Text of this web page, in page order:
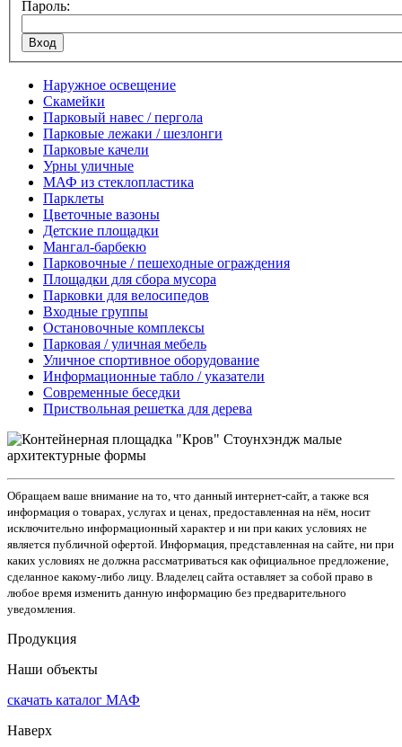
Пароль:
Наружное освещение
Скамейки
Парковый навес / пергола
Парковые лежаки / шезлонги
Парковые качели
Урны уличные
МАФ из стеклопластика
Парклеты
Цветочные вазоны
Детские площадки
Мангал-барбекю
Парковочные / пешеходные ограждения
Площадки для сбора мусора
Парковки для велосипедов
Входные группы
Остановочные комплексы
Парковая / уличная мебель
Уличное спортивное оборудование
Информационные табло / указатели
Современные беседки
Приствольная решетка для дерева
Обращаем ваше внимание на то, что данный интернет-сайт, а также вся
информация о товарах, услугах и ценах, предоставленная на нём, носит
исключительно информационный характер и ни при каких условиях не
является публичной офертой. Информация, представленная на сайте, ни при
каких условиях не должна рассматриваться как официальное предложение,
сделанное какому-либо лицу. Владелец сайта оставляет за собой право в
любое время изменить данную информацию без предварительного
уведомления.
Продукция
Наши объекты
скачать каталог МАФ
Наверх